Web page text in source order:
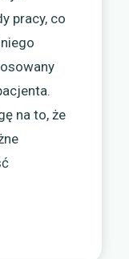
pracy, co
na to, że